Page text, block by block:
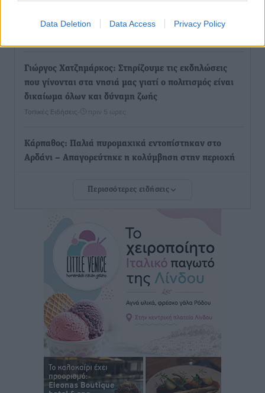
Data Deletion Data Access Privacy Policy
Σεπτέμβριο η Όλγα Κεφαλογιάννη
Γιώργος Χατζημάρκος: Στηρίζουμε τις εκδηλώσεις
που γίνονται στα νησιά μας γιατί ο πολιτισμός είναι
δικαίωμα όλων και δύναμη ζωής
Τοπικές Ειδήσεις πριν 5 ώρες
Κάρπαθος: Παλιά πυρομαχικά εντοπίστηκαν στο
Αρδάνι – Απαγορεύτηκε η κολύμβηση στην περιοχή
εφησυχασμού» – Σε πλήρη ετοιμότητα ο μηχανισμός
πριν 7 ώρες
Καιρός: Επιμένουν οι υψηλές θερμοκρασίες – Ισχυρά
μελτέμια έως 9 μποφόρ, σε «Red Code» 6 περιοχές
Τοπικές Ειδήσεις πριν 7 ώρες
Τα φοιτητικά ενοίκια «τινάζουν στον αέρα» τους
οικογενειακούς προϋπολογισμούς
Ειδήσεις• πριν 7 ώρες
Δύο νέοι ξενώνες παραδόθηκαν στις Ένοπλες
Περισσότερες ειδήσεις